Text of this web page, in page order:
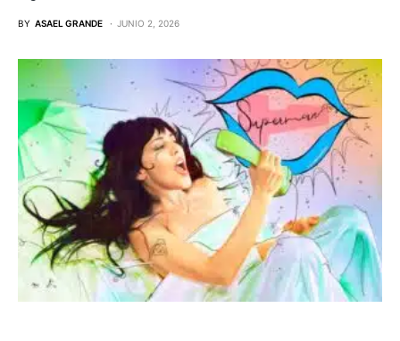
BY ASAEL GRANDE JUNIO 2, 2026